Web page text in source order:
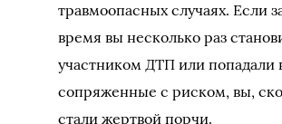
травмоопасных случаях. Если
время вы несколько раз
участником ДТП или попадали
сопряженные с риском, вы,
стали жертвой порчи.